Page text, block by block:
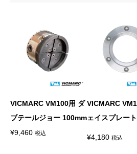
VICMARC VM100用 ダ
ブテールジョー 100mm
¥9,460 税込
VICMARC
ェイスプレー
¥4,180 税込